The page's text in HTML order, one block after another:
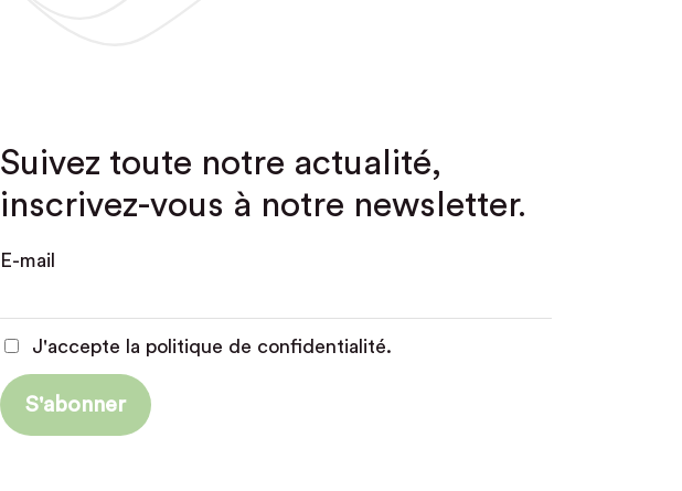
Suivez toute notre actualité,
inscrivez-vous à notre newsletter.
E-mail
J'accepte la politique de confidentialité.